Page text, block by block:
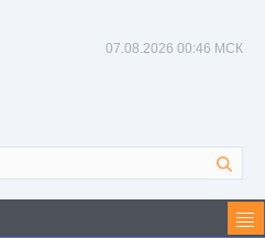
07.08.2026 00:46 МСК